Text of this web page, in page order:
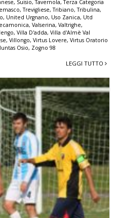
, Suisio,Tavernola,Terza Categoria
,Trevigliese,Tribiano,Tribulina,
, United Urgnano, Uso Zanica, Utd
, Valserina, Valtrighe,
, Villa D'adda, Villa d'Almè Val
, Villongo, Virtus Lovere, Virtus Oratorio
Osio, Zogno 98
LEGGI TUTTO